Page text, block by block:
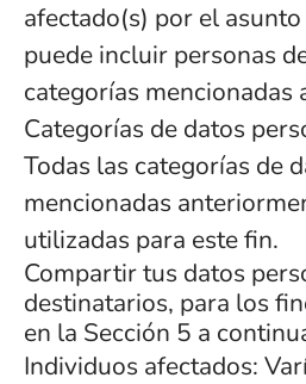
afectado(s) por el
puede incluir personas
categorías mencionadas
Categorías de datos
Todas las categorías de
mencionadas
utilizadas para este fin.
Compartir tus datos
destinatarios, para los
en la Sección 5 a
Individuos afectados: